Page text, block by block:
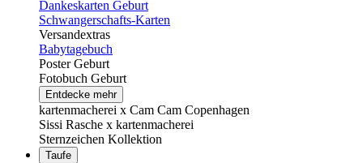
Dankeskarten Geburt
Schwangerschafts-Karten
Versandextras
Babytagebuch
Poster Geburt
Fotobuch Geburt
Entdecke mehr
kartenmacherei x Cam Cam Copenhagen
Sissi Rasche x kartenmacherei
Sternzeichen Kollektion
Taufe